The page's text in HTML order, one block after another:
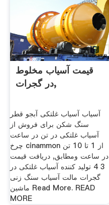
قیمت آسیاب مخلوط
در گجرات,
آسیاب آسیاب غلتکی آبجو قطر
سنگ شکن برای فروش از
آسیاب غلتکی در تن در ساعت
چرخ cinammon از 1 تا 10 تن
در ساعت ومطابق, دریافت قیمت
3 4 تولید کننده آسیاب غلتکی در
گجرات مالت آسیاب سنگ زنی
ماشین Read More. READ
MORE